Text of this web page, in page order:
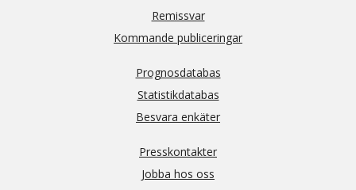
Remissvar
Kommande publiceringar
Prognosdatabas
Statistikdatabas
Besvara enkäter
Presskontakter
Jobba hos oss